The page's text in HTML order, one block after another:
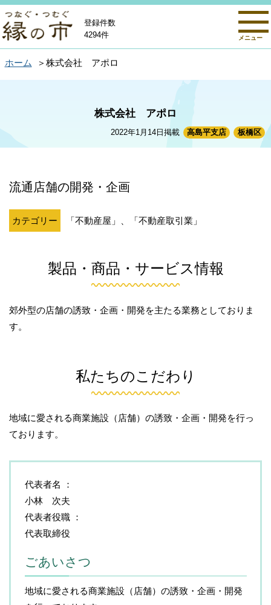
メニュー
登録件数
4294件
ホーム 株式会社 アポロ
2022年1月14日掲載 高島平支店 板橋区
株式会社 アポロ
流通店舗の開発・企画
カテゴリー 「不動産屋」、「不動産取引業」
製品・商品・サービス情報
郊外型の店舗の誘致・企画・開発を主たる業務としておりま
す。
私たちのこだわり
地域に愛される商業施設（店舗）の誘致・企画・開発を行っ
ております。
代表者名
小林 次夫
代表者役職
代表取締役
ごあいさつ
地域に愛される商業施設（店舗）の誘致・企画・開発